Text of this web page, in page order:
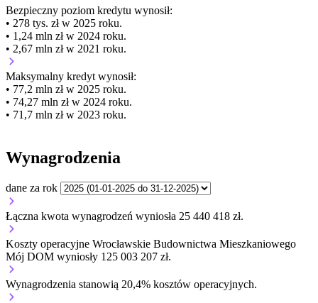
Bezpieczny poziom kredytu wynosił:
• 278 tys. zł w 2025 roku.
• 1,24 mln zł w 2024 roku.
• 2,67 mln zł w 2021 roku.
Maksymalny kredyt wynosił:
• 77,2 mln zł w 2025 roku.
• 74,27 mln zł w 2024 roku.
• 71,7 mln zł w 2023 roku.
Wynagrodzenia
dane za rok
Łączna kwota wynagrodzeń wyniosła 25 440 418 zł.
Koszty operacyjne Wrocławskie Budownictwa Mieszkaniowego
Mój DOM wyniosły 125 003 207 zł.
Wynagrodzenia stanowią 20,4% kosztów operacyjnych.